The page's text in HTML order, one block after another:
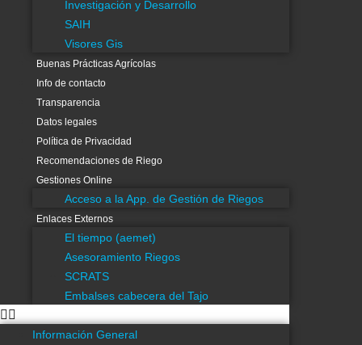
Investigación y Desarrollo
SAIH
Visores Gis
Buenas Prácticas Agrícolas
Info de contacto
Transparencia
Datos legales
Política de Privacidad
Recomendaciones de Riego
Gestiones Online
Acceso a la App. de Gestión de Riegos
Enlaces Externos
El tiempo (aemet)
Asesoramiento Riegos
SCRATS
Embalses cabecera del Tajo
Información General
Embalses cabecera del Tajo
Sede Electrónica
Acceso directo a noticias sobre Medidas Cautelares CHS
Información General
Información C.R.C.C.
Medio físico